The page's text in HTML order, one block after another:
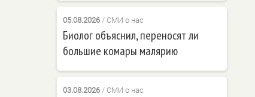
05.08.2026/ СМИ о нас
Биолог объяснил, переносят ли
большие комары малярию
03.08.2026/ СМИ о нас